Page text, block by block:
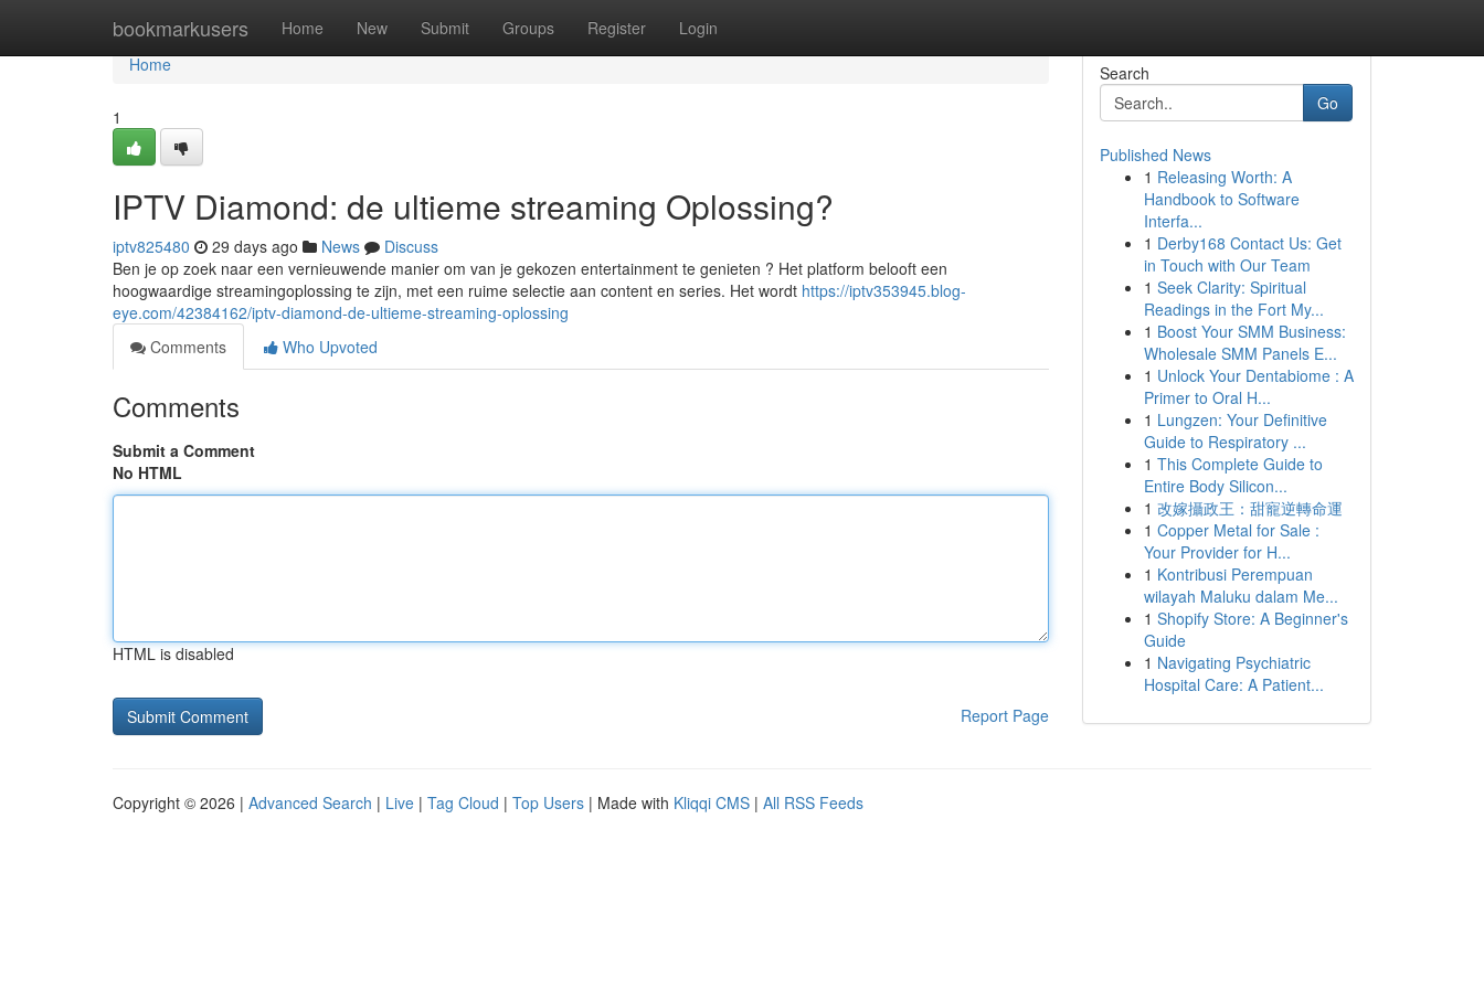
bookmarkusers Home New Submit Groups Register Login
Home
Home
1
IPTV Diamond: de ultieme streaming Oplossing?
iptv825480 29 days ago News
Discuss
Ben je op zoek naar een vernieuwende manier om van je gekozen entertainment te genieten ? Het platform belooft een
hoogwaardige streamingoplossing te zijn, met een ruime selectie aan content en series. Het wordt https://iptv353945.blog-
eye.com/42384162/iptv-diamond-de-ultieme-streaming-oplossing
Comments
Who Upvoted
Comments
Submit a Comment
No HTML
HTML is disabled
Report Page
Search
Go
Published News
1 Releasing Worth: A
Handbook to Software
Interfa...
1 Derby168 Contact Us: Get
in Touch with Our Team
1 Seek Clarity: Spiritual
Readings in the Fort My...
1 Boost Your SMM Business:
Wholesale SMM Panels E...
1 Unlock Your Dentabiome : A
Primer to Oral H...
1 Lungzen: Your Definitive
Guide to Respiratory ...
1 This Complete Guide to
Entire Body Silicon...
1 改嫁攝政王：甜寵逆轉命運
1 Copper Metal for Sale :
Your Provider for H...
1 Kontribusi Perempuan
wilayah Maluku dalam Me...
1 Shopify Store: A Beginner's
Guide
1 Navigating Psychiatric
Hospital Care: A Patient...
Copyright © 2026 | Advanced Search | Live | Tag Cloud | Top Users | Made with Kliqqi CMS | All RSS Feeds